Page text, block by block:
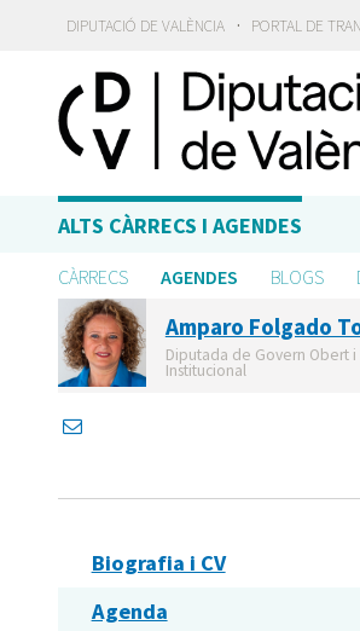
DIPUTACIÓ DE VALÈNCIA · PORTAL DE
ALTS CÀRRECS I AGENDES
CÀRRECS AGENDES BLOGS
Amparo Folgado
Diputada de Govern Obert
Institucional
Biografia i CV
Agenda